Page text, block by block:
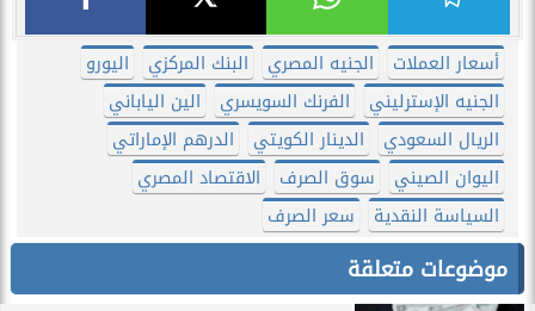
أسعار العملات الجنيه المصري البنك المركزي
اليورو
الجنيه الإسترليني
الفرنك السويسري
الين الياباني
الريال السعودي
الدينار الكويتي
الدرهم الإماراتي
اليوان الصيني
سوق الصرف
الاقتصاد المصري
السياسة النقدية
سعر الصرف
موضوعات متعلقة